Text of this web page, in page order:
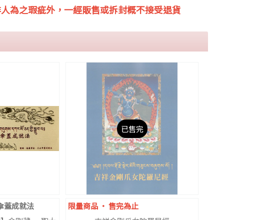
為之瑕疵外，一經販售或拆封概不接受退貨
蓋成就法
已售完
限量商品 ‧ 售完為止